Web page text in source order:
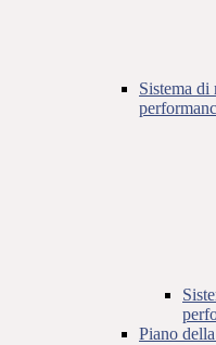
Sistema di
Piano